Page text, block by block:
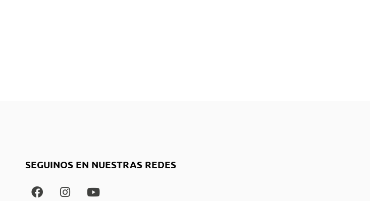
SEGUINOS EN NUESTRAS REDES